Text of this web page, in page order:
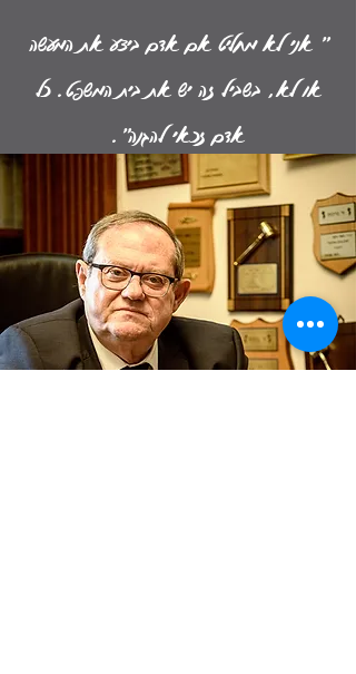
" אני לא מחליט אם אדם ביצע את המעשה
או לא, בשביל זה יש את בית המשפט. כל
אדם זכאי להגנה".
עו"ד משה גלעד